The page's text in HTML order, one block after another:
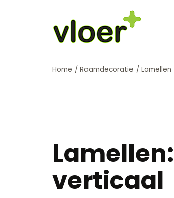
Home / Raamdecoratie / Lamellen
verticaal